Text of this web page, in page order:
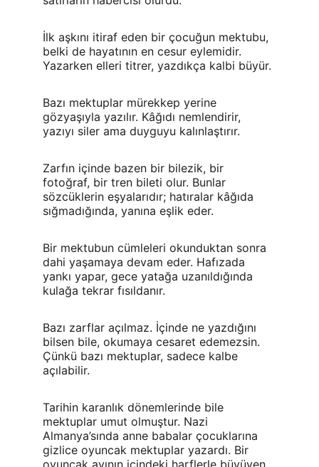
İlk aşkını itiraf eden bir çocuğun mektubu,
belki de hayatının en cesur eylemidir.
Yazarken elleri titrer, yazdıkça kalbi büyür.
Bazı mektuplar mürekkep yerine
gözyaşıyla yazılır. Kâğıdı nemlendirir,
yazıyı siler ama duyguyu kalınlaştırır.
Zarfın içinde bazen bir bilezik, bir
fotoğraf, bir tren bileti olur. Bunlar
sözcüklerin eşyalarıdır; hatıralar kâğıda
sığmadığında, yanına eşlik eder.
Bir mektubun cümleleri okunduktan sonra
dahi yaşamaya devam eder. Hafızada
yankı yapar, gece yatağa uzanıldığında
kulağa tekrar fısıldanır.
Bazı zarflar açılmaz. İçinde ne yazdığını
bilsen bile, okumaya cesaret edemezsin.
Çünkü bazı mektuplar, sadece kalbe
açılabilir.
Tarihin karanlık dönemlerinde bile
mektuplar umut olmuştur. Nazi
Almanya’sında anne babalar çocuklarına
gizlice oyuncak mektuplar yazardı. Bir
oyuncak ayının içindeki harflerle büyüyen